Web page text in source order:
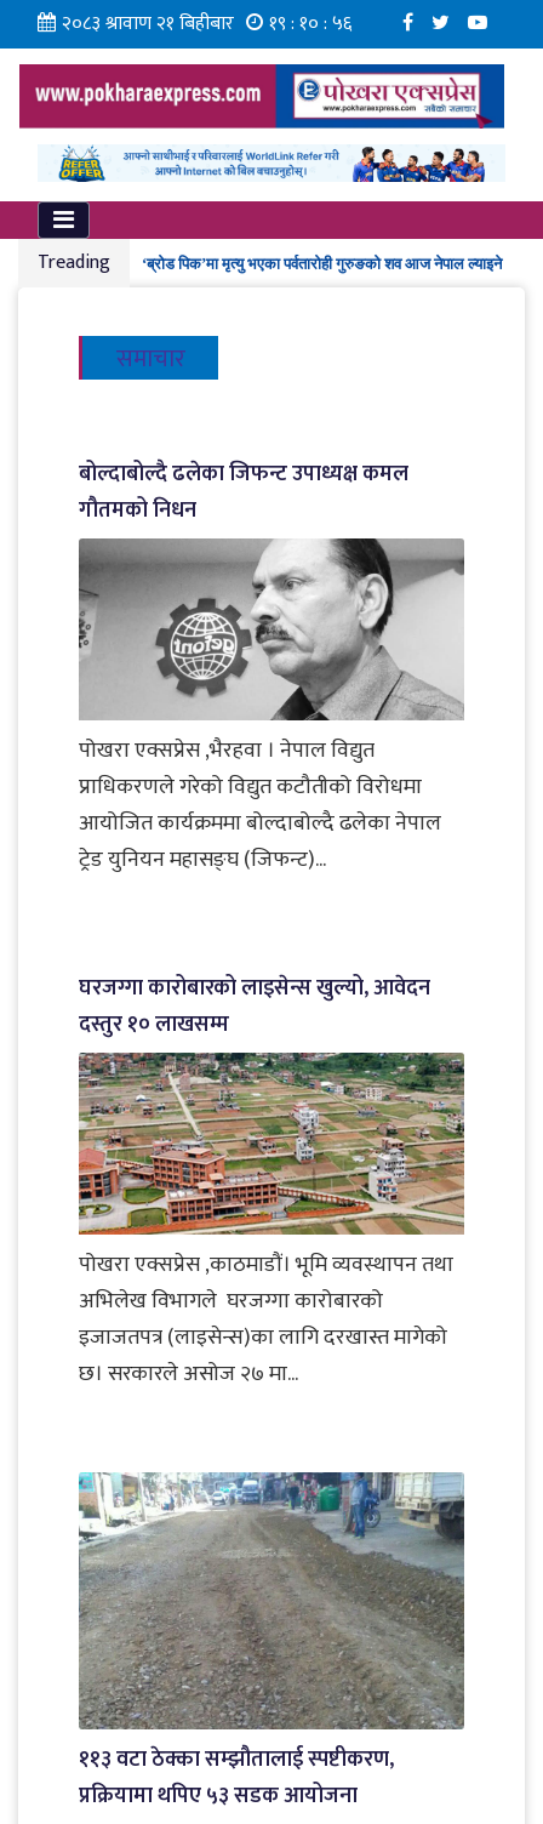
२०८३ श्रावाण २१ बिहीबार १९ : १० : ५७
Treading
‘ब्रोड पिक’मा मृत्यु भएका पर्वतारोही गुरुङको शव आज नेपाल ल्याइने
गण्डकी प्रज्ञा प्रतिष्ठानमा ‘न्यूरो आर्ट’ कार्यशाला
समाचार
बोल्दाबोल्दै ढलेका जिफन्ट उपाध्यक्ष कमल
गौतमको निधन
पोखरा एक्सप्रेस ,भैरहवा । नेपाल विद्युत
प्राधिकरणले गरेको विद्युत कटौतीको विरोधमा
आयोजित कार्यक्रममा बोल्दाबोल्दै ढलेका नेपाल
ट्रेड युनियन महासङ्घ (जिफन्ट)...
घरजग्गा कारोबारको लाइसेन्स खुल्यो, आवेदन
दस्तुर १० लाखसम्म
पोखरा एक्सप्रेस ,काठमाडौं। भूमि व्यवस्थापन तथा
अभिलेख विभागले घरजग्गा कारोबारको
इजाजतपत्र (लाइसेन्स)का लागि दरखास्त मागेको
छ। सरकारले असोज २७ मा...
११३ वटा ठेक्का सम्झौतालाई स्पष्टीकरण,
प्रक्रियामा थपिए ५३ सडक आयोजना